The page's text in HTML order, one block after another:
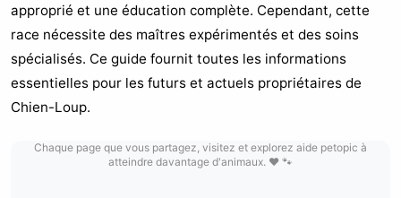
approprié et une éducation complète. Cependant, cette
race nécessite des maîtres expérimentés et des soins
spécialisés. Ce guide fournit toutes les informations
essentielles pour les futurs et actuels propriétaires de
Chien-Loup.
Chaque page que vous partagez, visitez et explorez aide petopic à
atteindre davantage d'animaux. ❤️ 🐾